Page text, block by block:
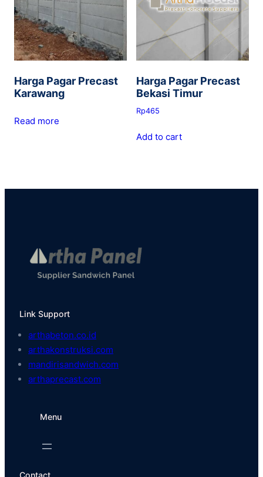
Harga Pagar Precast
Karawang
Read more
Harga Pagar Precast
Bekasi Timur
Rp465
Add to cart
Link Support
arthabeton.co.id
arthakonstruksi.com
mandirisandwich.com
arthaprecast.com
Menu